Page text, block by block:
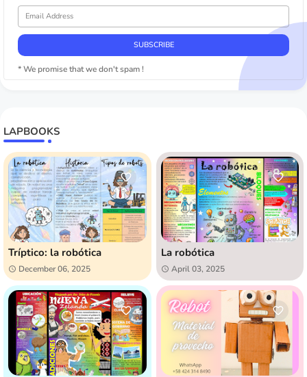
* We promise that we don't spam !
LAPBOOKS
Tríptico: la robótica
December 06, 2025
La robótica
April 03, 2025